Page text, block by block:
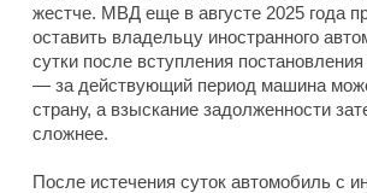
жестче. МВД еще в августе 2025 года
оставить владельцу иностранного
сутки после вступления
— за действующий период машина
страну, а взыскание задолженности
сложнее.
После истечения суток автомобиль с